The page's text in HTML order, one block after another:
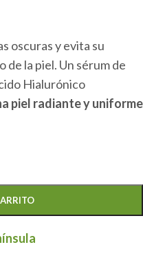
oscuras y evita su
de la piel. Un sérum de
Hialurónico
piel radiante y uniforme